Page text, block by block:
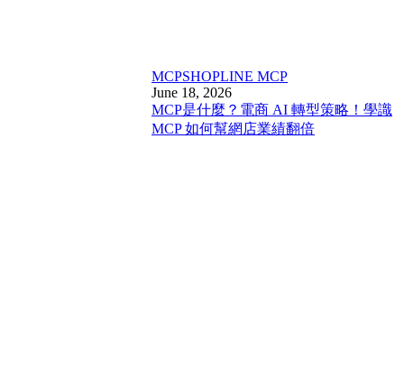
MCPSHOPLINE MCP
June 18, 2026
MCP是什麼？電商 AI 轉型策略！學識
MCP 如何幫網店業績翻倍